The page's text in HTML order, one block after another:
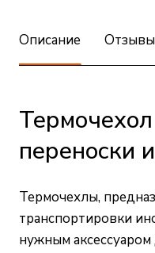
Описание Отзывы
переноски
Термочехлы,
транспортировки
нужным